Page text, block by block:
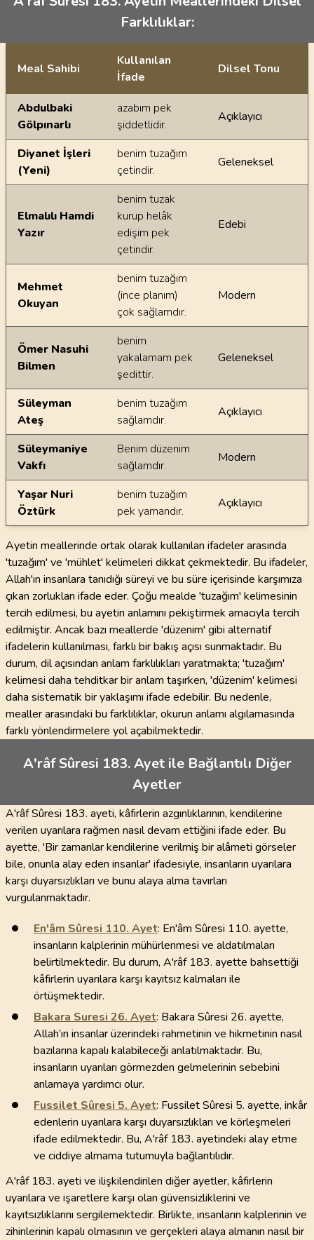
Farklılıklar:
Ayetin meallerindeki dilsel farklılıklar
Meal Sahibi
Kullanılan
İfade
Dilsel Tonu
Abdulbaki
Gölpınarlı
azabım pek
şiddetlidir.
Açıklayıcı
Diyanet İşleri
(Yeni)
benim tuzağım
çetindir.
Geleneksel
Elmalılı Hamdi
Yazır
benim tuzak
kurup helâk
edişim pek
çetindir.
Edebi
Mehmet
Okuyan
benim tuzağım
(ince planım)
çok sağlamdır.
Modern
Ömer Nasuhi
Bilmen
benim
yakalamam pek
şedittir.
Geleneksel
Süleyman
Ateş
benim tuzağım
sağlamdır.
Açıklayıcı
Süleymaniye
Vakfı
Benim düzenim
sağlamdır.
Modern
Yaşar Nuri
Öztürk
benim tuzağım
pek yamandır.
Açıklayıcı
Ayetin meallerinde ortak olarak kullanılan ifadeler arasında
'tuzağım' ve 'mühlet' kelimeleri dikkat çekmektedir. Bu ifadeler,
Allah'ın insanlara tanıdığı süreyi ve bu süre içerisinde karşımıza
çıkan zorlukları ifade eder. Çoğu mealde 'tuzağım' kelimesinin
tercih edilmesi, bu ayetin anlamını pekiştirmek amacıyla tercih
edilmiştir. Ancak bazı meallerde 'düzenim' gibi alternatif
ifadelerin kullanılması, farklı bir bakış açısı sunmaktadır. Bu
durum, dil açısından anlam farklılıkları yaratmakta; 'tuzağım'
kelimesi daha tehditkar bir anlam taşırken, 'düzenim' kelimesi
daha sistematik bir yaklaşımı ifade edebilir. Bu nedenle,
mealler arasındaki bu farklılıklar, okurun anlamı algılamasında
farklı yönlendirmelere yol açabilmektedir.
A'râf Sûresi 183. Ayet ile Bağlantılı Diğer
Ayetler
A'râf Sûresi 183. ayeti, kâfirlerin azgınlıklarının, kendilerine
verilen uyarılara rağmen nasıl devam ettiğini ifade eder. Bu
ayette, 'Bir zamanlar kendilerine verilmiş bir alâmeti görseler
bile, onunla alay eden insanlar' ifadesiyle, insanların uyarılara
karşı duyarsızlıkları ve bunu alaya alma tavırları
vurgulanmaktadır.
En'âm Sûresi 110. Ayet: En'âm Sûresi 110. ayette,
insanların kalplerinin mühürlenmesi ve aldatılmaları
belirtilmektedir. Bu durum, A'râf 183. ayette bahsettiği
kâfirlerin uyarılara karşı kayıtsız kalmaları ile
örtüşmektedir.
Bakara Suresi 26. Ayet: Bakara Sûresi 26. ayette,
Allah’ın insanlar üzerindeki rahmetinin ve hikmetinin nasıl
bazılarına kapalı kalabileceği anlatılmaktadır. Bu,
insanların uyarıları görmezden gelmelerinin sebebini
anlamaya yardımcı olur.
Fussilet Sûresi 5. Ayet: Fussilet Sûresi 5. ayette, inkâr
edenlerin uyarılara karşı duyarsızlıkları ve körleşmeleri
ifade edilmektedir. Bu, A'râf 183. ayetindeki alay etme
ve ciddiye almama tutumuyla bağlantılıdır.
A'râf 183. ayeti ve ilişkilendirilen diğer ayetler, kâfirlerin
uyarılara ve işaretlere karşı olan güvensizliklerini ve
kayıtsızlıklarını sergilemektedir. Birlikte, insanların kalplerinin ve
zihinlerinin kapalı olmasının ve gerçekleri alaya almanın nasıl bir